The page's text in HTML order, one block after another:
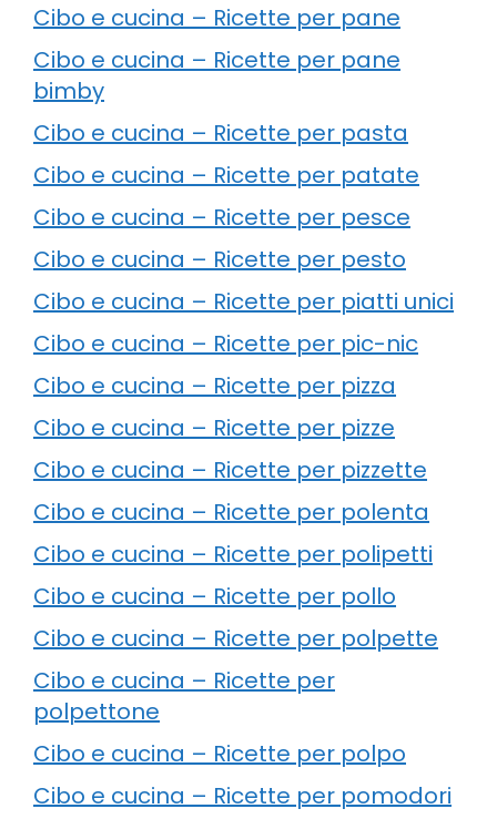
Cibo e cucina – Ricette per pane
Cibo e cucina – Ricette per pane
bimby
Cibo e cucina – Ricette per pasta
Cibo e cucina – Ricette per patate
Cibo e cucina – Ricette per pesce
Cibo e cucina – Ricette per pesto
Cibo e cucina – Ricette per piatti unici
Cibo e cucina – Ricette per pic-nic
Cibo e cucina – Ricette per pizza
Cibo e cucina – Ricette per pizze
Cibo e cucina – Ricette per pizzette
Cibo e cucina – Ricette per polenta
Cibo e cucina – Ricette per polipetti
Cibo e cucina – Ricette per pollo
Cibo e cucina – Ricette per polpette
Cibo e cucina – Ricette per
polpettone
Cibo e cucina – Ricette per polpo
Cibo e cucina – Ricette per pomodori